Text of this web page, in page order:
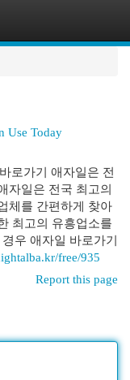
Use Today
로가기 애자일은 전
자일은 전국 최고의
체를 간편하게 찾아
최고의 유흥업소를
우 애자일 바로가기
free/935
Report this page